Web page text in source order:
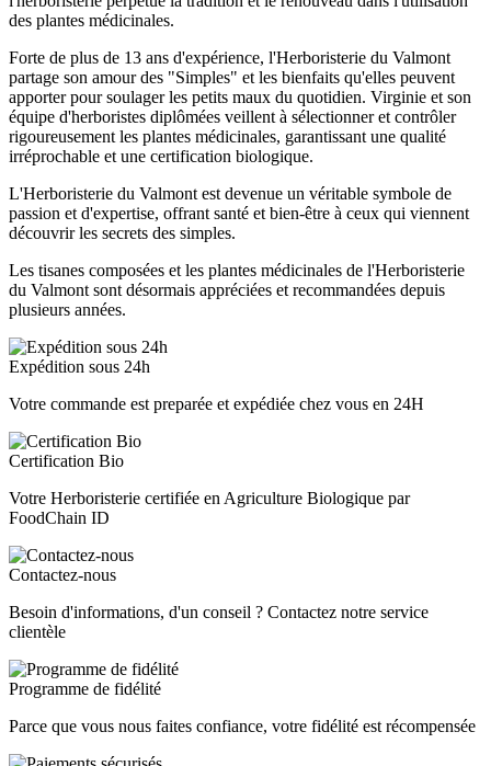
des plantes médicinales.
Forte de plus de 13 ans d'expérience, l'Herboristerie du Valmont
partage son amour des "Simples" et les bienfaits qu'elles peuvent
apporter pour soulager les petits maux du quotidien. Virginie et son
équipe d'herboristes diplômées veillent à sélectionner et contrôler
rigoureusement les plantes médicinales, garantissant une qualité
irréprochable et une certification biologique.
L'Herboristerie du Valmont est devenue un véritable symbole de
passion et d'expertise, offrant santé et bien-être à ceux qui viennent
découvrir les secrets des simples.
Les tisanes composées et les plantes médicinales de l'Herboristerie
du Valmont sont désormais appréciées et recommandées depuis
plusieurs années.
Expédition sous 24h
Votre commande est preparée et expédiée chez vous en 24H
Certification Bio
Votre Herboristerie certifiée en Agriculture Biologique par
FoodChain ID
Contactez-nous
Besoin d'informations, d'un conseil ? Contactez notre service
clientèle
Programme de fidélité
Parce que vous nous faites confiance, votre fidélité est récompensée